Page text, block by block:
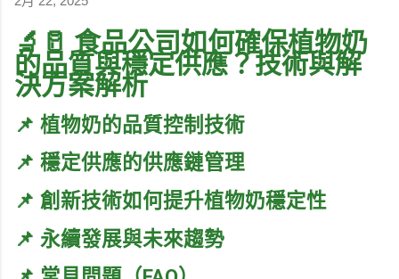
🔬🥛 食品公司如何確保植物奶
的品質與穩定供應？技術與解
決方案解析
📌 植物奶的品質控制技術
📌 穩定供應的供應鏈管理
📌 創新技術如何提升植物奶穩定性
📌 永續發展與未來趨勢